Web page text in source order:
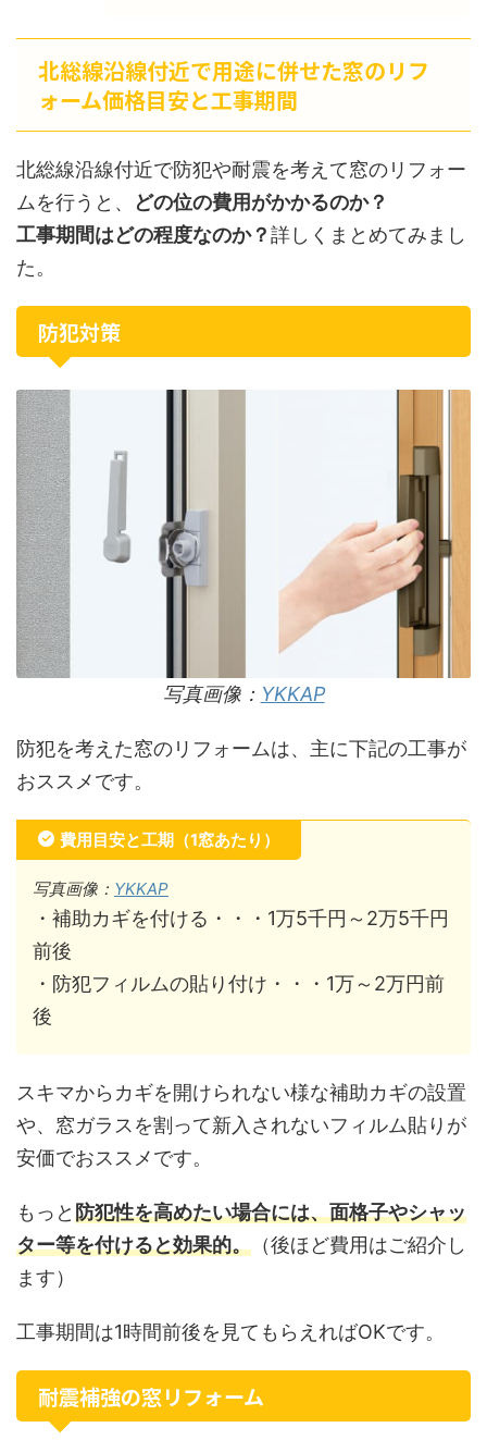
北総線沿線付近で用途に併せた窓のリフ
ォーム価格目安と工事期間
北総線沿線付近で防犯や耐震を考えて窓のリフォー
ムを行うと、
どの位の費用がかかるのか？
工事期間はどの程度なのか？詳しくまとめてみまし
た。
防犯対策
写真画像： YKKAP
防犯を考えた窓のリフォームは、主に下記の工事が
おススメです。
費用目安と工期（1窓あたり）
写真画像： YKKAP
・補助カギを付ける・・・1万5千円～2万5千円
前後
・防犯フィルムの貼り付け・・・1万～2万円前
後
スキマからカギを開けられない様な補助カギの設置
や、窓ガラスを割って新入されないフィルム貼りが
安価でおススメです。
もっと防犯性を高めたい場合には、面格子やシャッ
ター等を付けると効果的。 （後ほど費用はご紹介し
ます）
工事期間は1時間前後を見てもらえればOKです。
耐震補強の窓リフォーム